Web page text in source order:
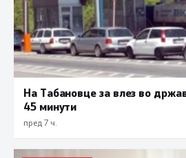
На Табановце за влез во
45 минути
пред 7 ч.